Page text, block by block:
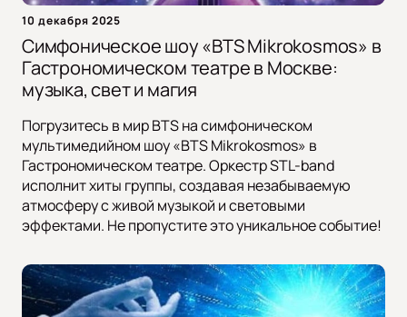
10 декабря 2025
Симфоническое шоу «BTS Mikrokosmos» в
Гастрономическом театре в Москве:
музыка, свет и магия
Погрузитесь в мир BTS на симфоническом
мультимедийном шоу «BTS Mikrokosmos» в
Гастрономическом театре. Оркестр STL-band
исполнит хиты группы, создавая незабываемую
атмосферу с живой музыкой и световыми
эффектами. Не пропустите это уникальное событие!